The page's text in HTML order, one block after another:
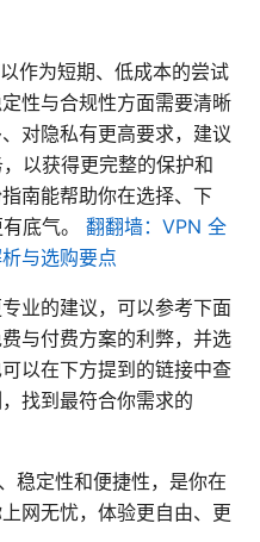
作为短期、低成本的尝试
性与合规性方面需要清晰
对隐私有更高要求，建议
以获得更完整的保护和
南能帮助你在选择、下
底气。 翻翻墙：VPN 全
与选购要点
业的建议，可以参考下面
与付费方案的利弊，并选
以在下方提到的链接中查
找到最符合你需求的
稳定性和便捷性，是你在
网无忧，体验更自由、更